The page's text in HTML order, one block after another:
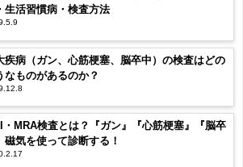
生活習慣病・検査方法
疾病（ガン、心筋梗塞、脳卒中）の検査はどの
なものがあるのか？
・MRA検査とは？『ガン』『心筋梗塞』『脳卒
磁気を使って診断する！